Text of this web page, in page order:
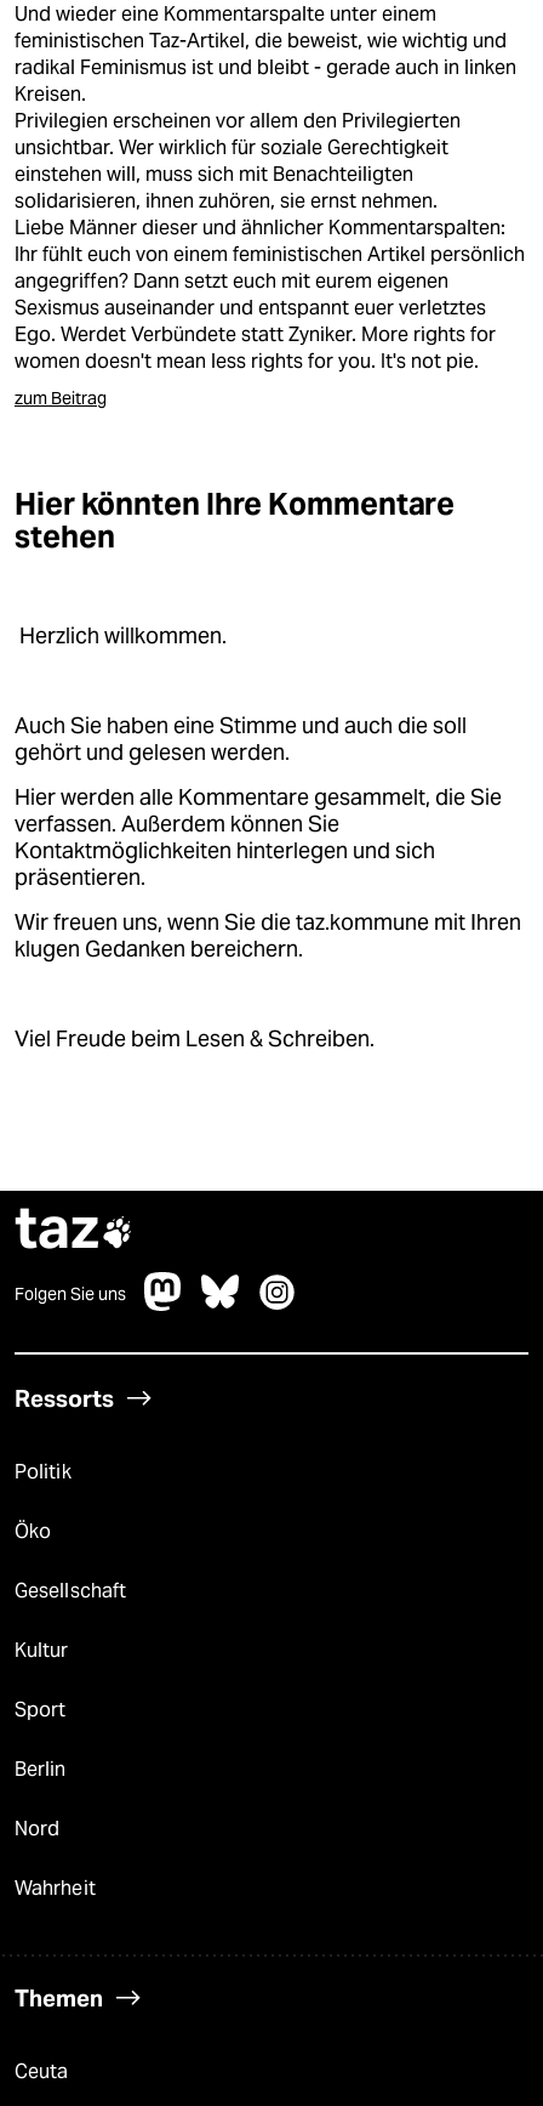
Und wieder eine Kommentarspalte unter einem
feministischen Taz-Artikel, die beweist, wie wichtig und
radikal Feminismus ist und bleibt - gerade auch in linken
Kreisen.
Privilegien erscheinen vor allem den Privilegierten
unsichtbar. Wer wirklich für soziale Gerechtigkeit
einstehen will, muss sich mit Benachteiligten
solidarisieren, ihnen zuhören, sie ernst nehmen.
Liebe Männer dieser und ähnlicher Kommentarspalten:
Ihr fühlt euch von einem feministischen Artikel persönlich
angegriffen? Dann setzt euch mit eurem eigenen
Sexismus auseinander und entspannt euer verletztes
Ego. Werdet Verbündete statt Zyniker. More rights for
women doesn't mean less rights for you. It's not pie.
zum Beitrag
Hier könnten Ihre Kommentare
stehen
Herzlich willkommen.
Auch Sie haben eine Stimme und auch die soll
gehört und gelesen werden.
Hier werden alle Kommentare gesammelt, die Sie
verfassen. Außerdem können Sie
Kontaktmöglichkeiten hinterlegen und sich
präsentieren.
Wir freuen uns, wenn Sie die taz.kommune mit Ihren
klugen Gedanken bereichern.
Viel Freude beim Lesen & Schreiben.
taz
Folgen Sie uns
Ressorts
Politik
Öko
Gesellschaft
Kultur
Sport
Berlin
Nord
Wahrheit
Themen
Ceuta